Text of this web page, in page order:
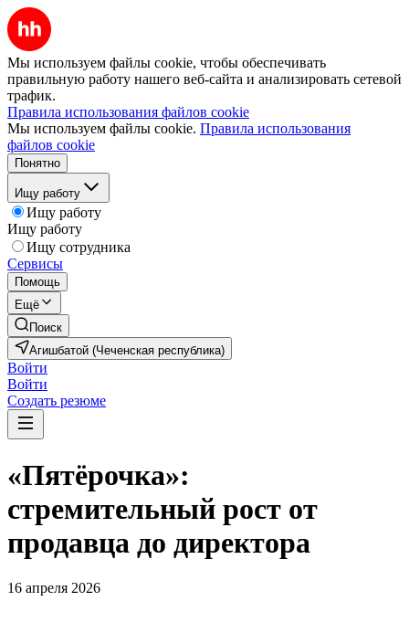
Мы используем файлы cookie, чтобы обеспечивать
правильную работу нашего веб-сайта и анализировать сетевой
трафик.
Правила использования файлов cookie
Мы используем файлы cookie. Правила использования
файлов cookie
Понятно
Ищу работу
Ищу работу
Ищу работу
Ищу сотрудника
Сервисы
Помощь
Ещё
Поиск
Агишбатой (Чеченская республика)
Войти
Войти
Создать резюме
«Пятёрочка»:
стремительный рост от
продавца до директора
16 апреля 2026